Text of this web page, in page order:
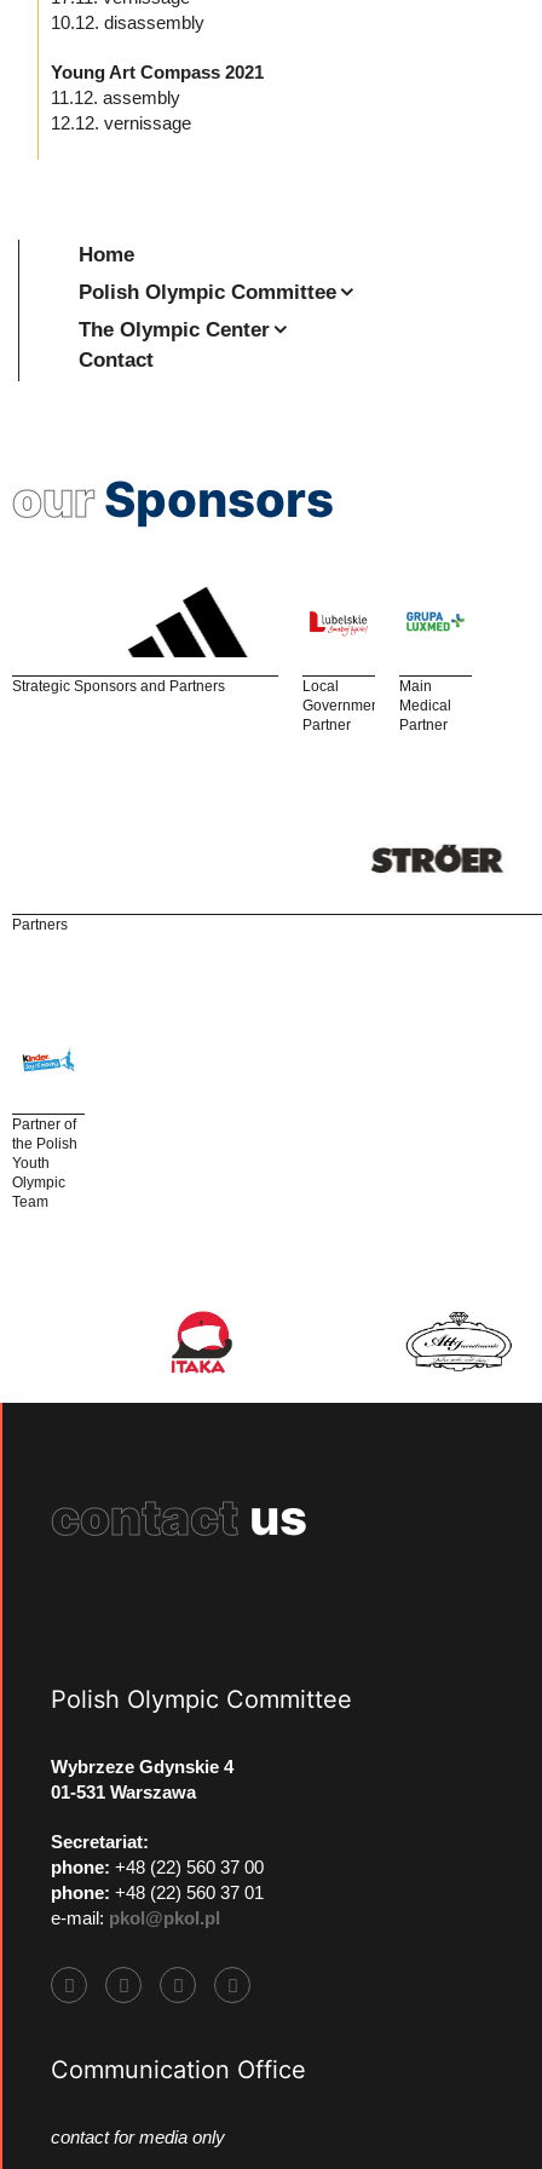
10.12. disassembly
Young Art Compass 2021
11.12. assembly
12.12. vernissage
Home
Polish Olympic Committee
The Olympic Center
Contact
ourSponsors
Strategic Sponsors and Partners
Local
Government
Partner
Main
Medical
Partner
Partners
Partner of
the Polish
Youth
Olympic
Team
contact us
Polish Olympic Committee
Wybrzeze Gdynskie 4
01-531 Warszawa
Secretariat:
phone: +48 (22) 560 37 00
phone: +48 (22) 560 37 01
e-mail: pkol@pkol.pl
Communication Office
contact for media only